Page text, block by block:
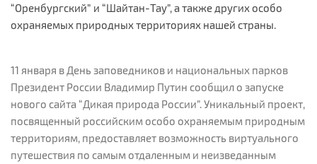
“Оренбургский” и “Шайтан-Тау”, а также других особо
охраняемых природных территориях нашей страны.
11 января в День заповедников и национальных парков
Президент России Владимир Путин сообщил о запуске
нового сайта “Дикая природа России”. Уникальный проект,
посвященный российским особо охраняемым природным
территориям, предоставляет возможность виртуального
путешествия по самым отдаленным и неизведанным